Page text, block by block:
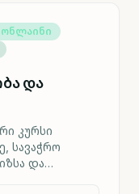
ონლაინი
და
კურსი
სავაჭრო
და